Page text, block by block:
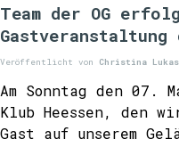
Team der OG
Gastveranstaltung
Veröffentlicht von Christina
Am Sonntag den 07.
Klub Heessen,
Gast auf unserem